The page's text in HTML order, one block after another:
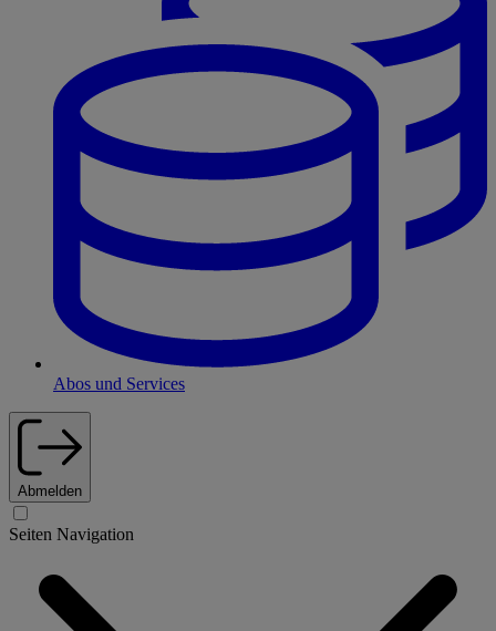
Abos und Services
Abmelden
Seiten Navigation